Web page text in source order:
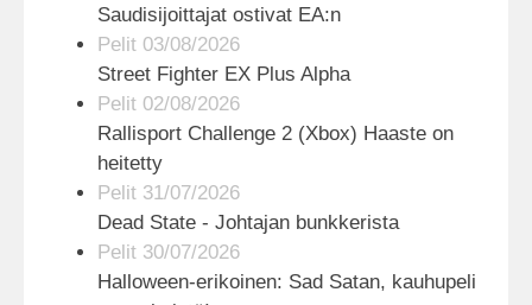
Saudisijoittajat ostivat EA:n
Pelit 03/08/2026
Street Fighter EX Plus Alpha
Pelit 02/08/2026
Rallisport Challenge 2 (Xbox) Haaste on
heitetty
Pelit 31/07/2026
Dead State - Johtajan bunkkerista
Pelit 30/07/2026
Halloween-erikoinen: Sad Satan, kauhupeli